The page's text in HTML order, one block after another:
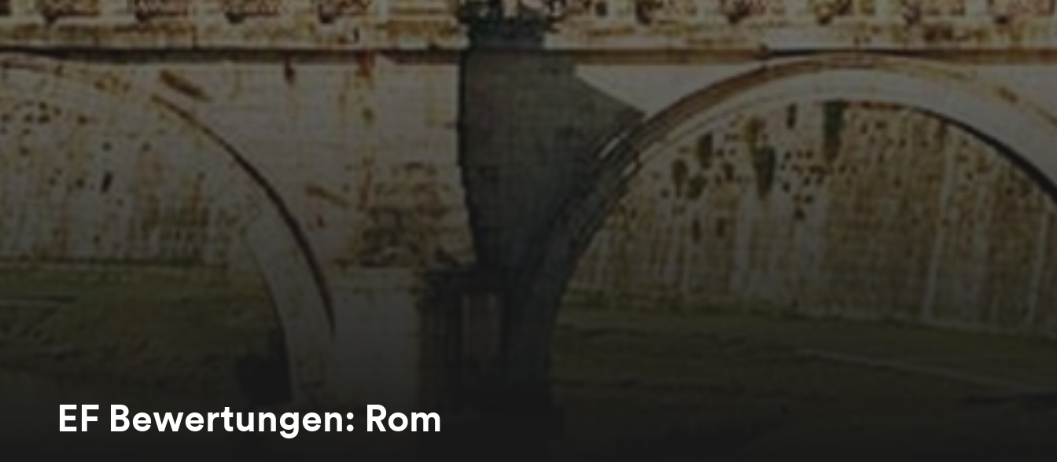
EF Bewertungen: Rom